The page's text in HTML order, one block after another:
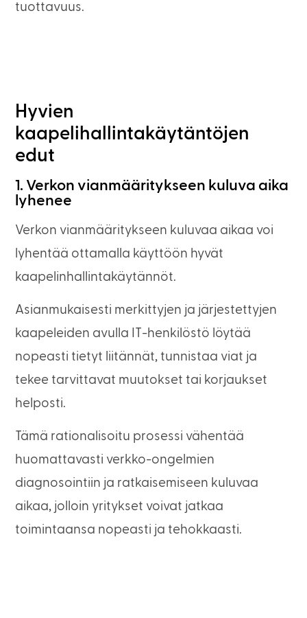
tuottavuus.
Hyvien
kaapelihallintakäytäntöjen
edut
1. Verkon vianmääritykseen kuluva aika
lyhenee
Verkon vianmääritykseen kuluvaa aikaa voi
lyhentää ottamalla käyttöön hyvät
kaapelinhallintakäytännöt.
Asianmukaisesti merkittyjen ja järjestettyjen
kaapeleiden avulla IT-henkilöstö löytää
nopeasti tietyt liitännät, tunnistaa viat ja
tekee tarvittavat muutokset tai korjaukset
helposti.
Tämä rationalisoitu prosessi vähentää
huomattavasti verkko-ongelmien
diagnosointiin ja ratkaisemiseen kuluvaa
aikaa, jolloin yritykset voivat jatkaa
toimintaansa nopeasti ja tehokkaasti.